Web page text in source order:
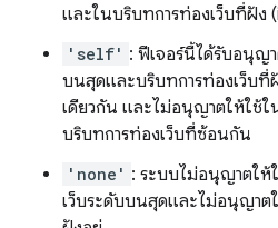
และในบริบทการท่องเว็บที่ฝัง
'self' : ฟีเจอร์นี้ได้รับอนุญ
บนสุดและบริบทการท่องเว็บที่
เดียวกัน และไม่อนุญาตให้ใช้ใ
บริบทการท่องเว็บที่ซ้อนกัน
'none' : ระบบไม่อนุญาตให้
เว็บระดับบนสุดและไม่อนุญาต